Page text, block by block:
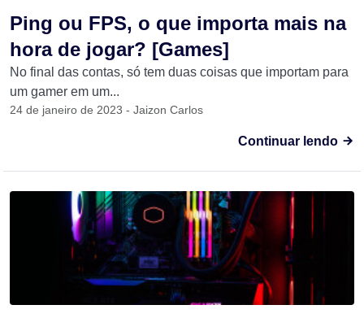
Ping ou FPS, o que importa mais na
hora de jogar? [Games]
No final das contas, só tem duas coisas que importam para
um gamer em um...
24 de janeiro de 2023 - Jaizon Carlos
Continuar lendo